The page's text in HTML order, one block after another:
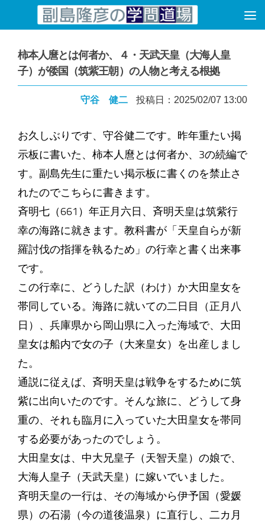
コンテンツへスキップ
柿本人麿とは何者か、４・天武天皇（大海人皇
子）が倭国（筑紫王朝）の人物と考える根拠
守谷 健二 投稿日：2025/02/07 13:00
お久しぶりです、守谷健二です。昨年重たい掲
示板に書いた、柿本人麿とは何者か、3の続編で
す。副島先生に重たい掲示板に書くのを禁止さ
れたのでこちらに書きます。
斉明七（661）年正月六日、斉明天皇は筑紫行
幸の海路に就きます。教科書が「天皇自らが新
羅討伐の指揮を執るため」の行幸と書く出来事
です。
この行幸に、どうした訳（わけ）か大田皇女を
帯同している。海路に就いての二日目（正月八
日）、兵庫県から岡山県に入った海域で、大田
皇女は船内で女の子（大来皇女）を出産しまし
た。
通説に従えば、斉明天皇は戦争をするために筑
紫に出向いたのです。そんな旅に、どうして身
重の、それも臨月に入っていた大田皇女を帯同
する必要があったのでしょう。
大田皇女は、中大兄皇子（天智天皇）の娘で、
大海人皇子（天武天皇）に嫁いでいました。
斉明天皇の一行は、その海域から伊予国（愛媛
県）の石湯（今の道後温泉）に直行し、二カ月